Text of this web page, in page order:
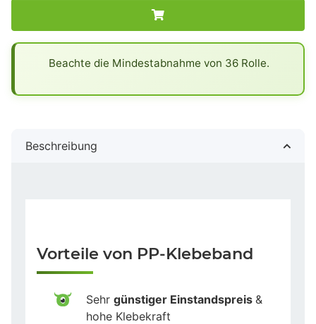
Beachte die Mindestabnahme von 36 Rolle.
Beschreibung
Vorteile von PP-Klebeband
Sehr günstiger Einstandspreis &
hohe Klebekraft